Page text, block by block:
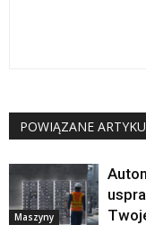
POWIĄZANE
Maszyny